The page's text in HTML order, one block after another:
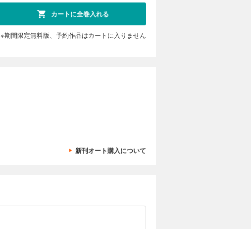
カートに全巻入れる
※期間限定無料版、予約作品はカートに入りません
新刊オート購入について